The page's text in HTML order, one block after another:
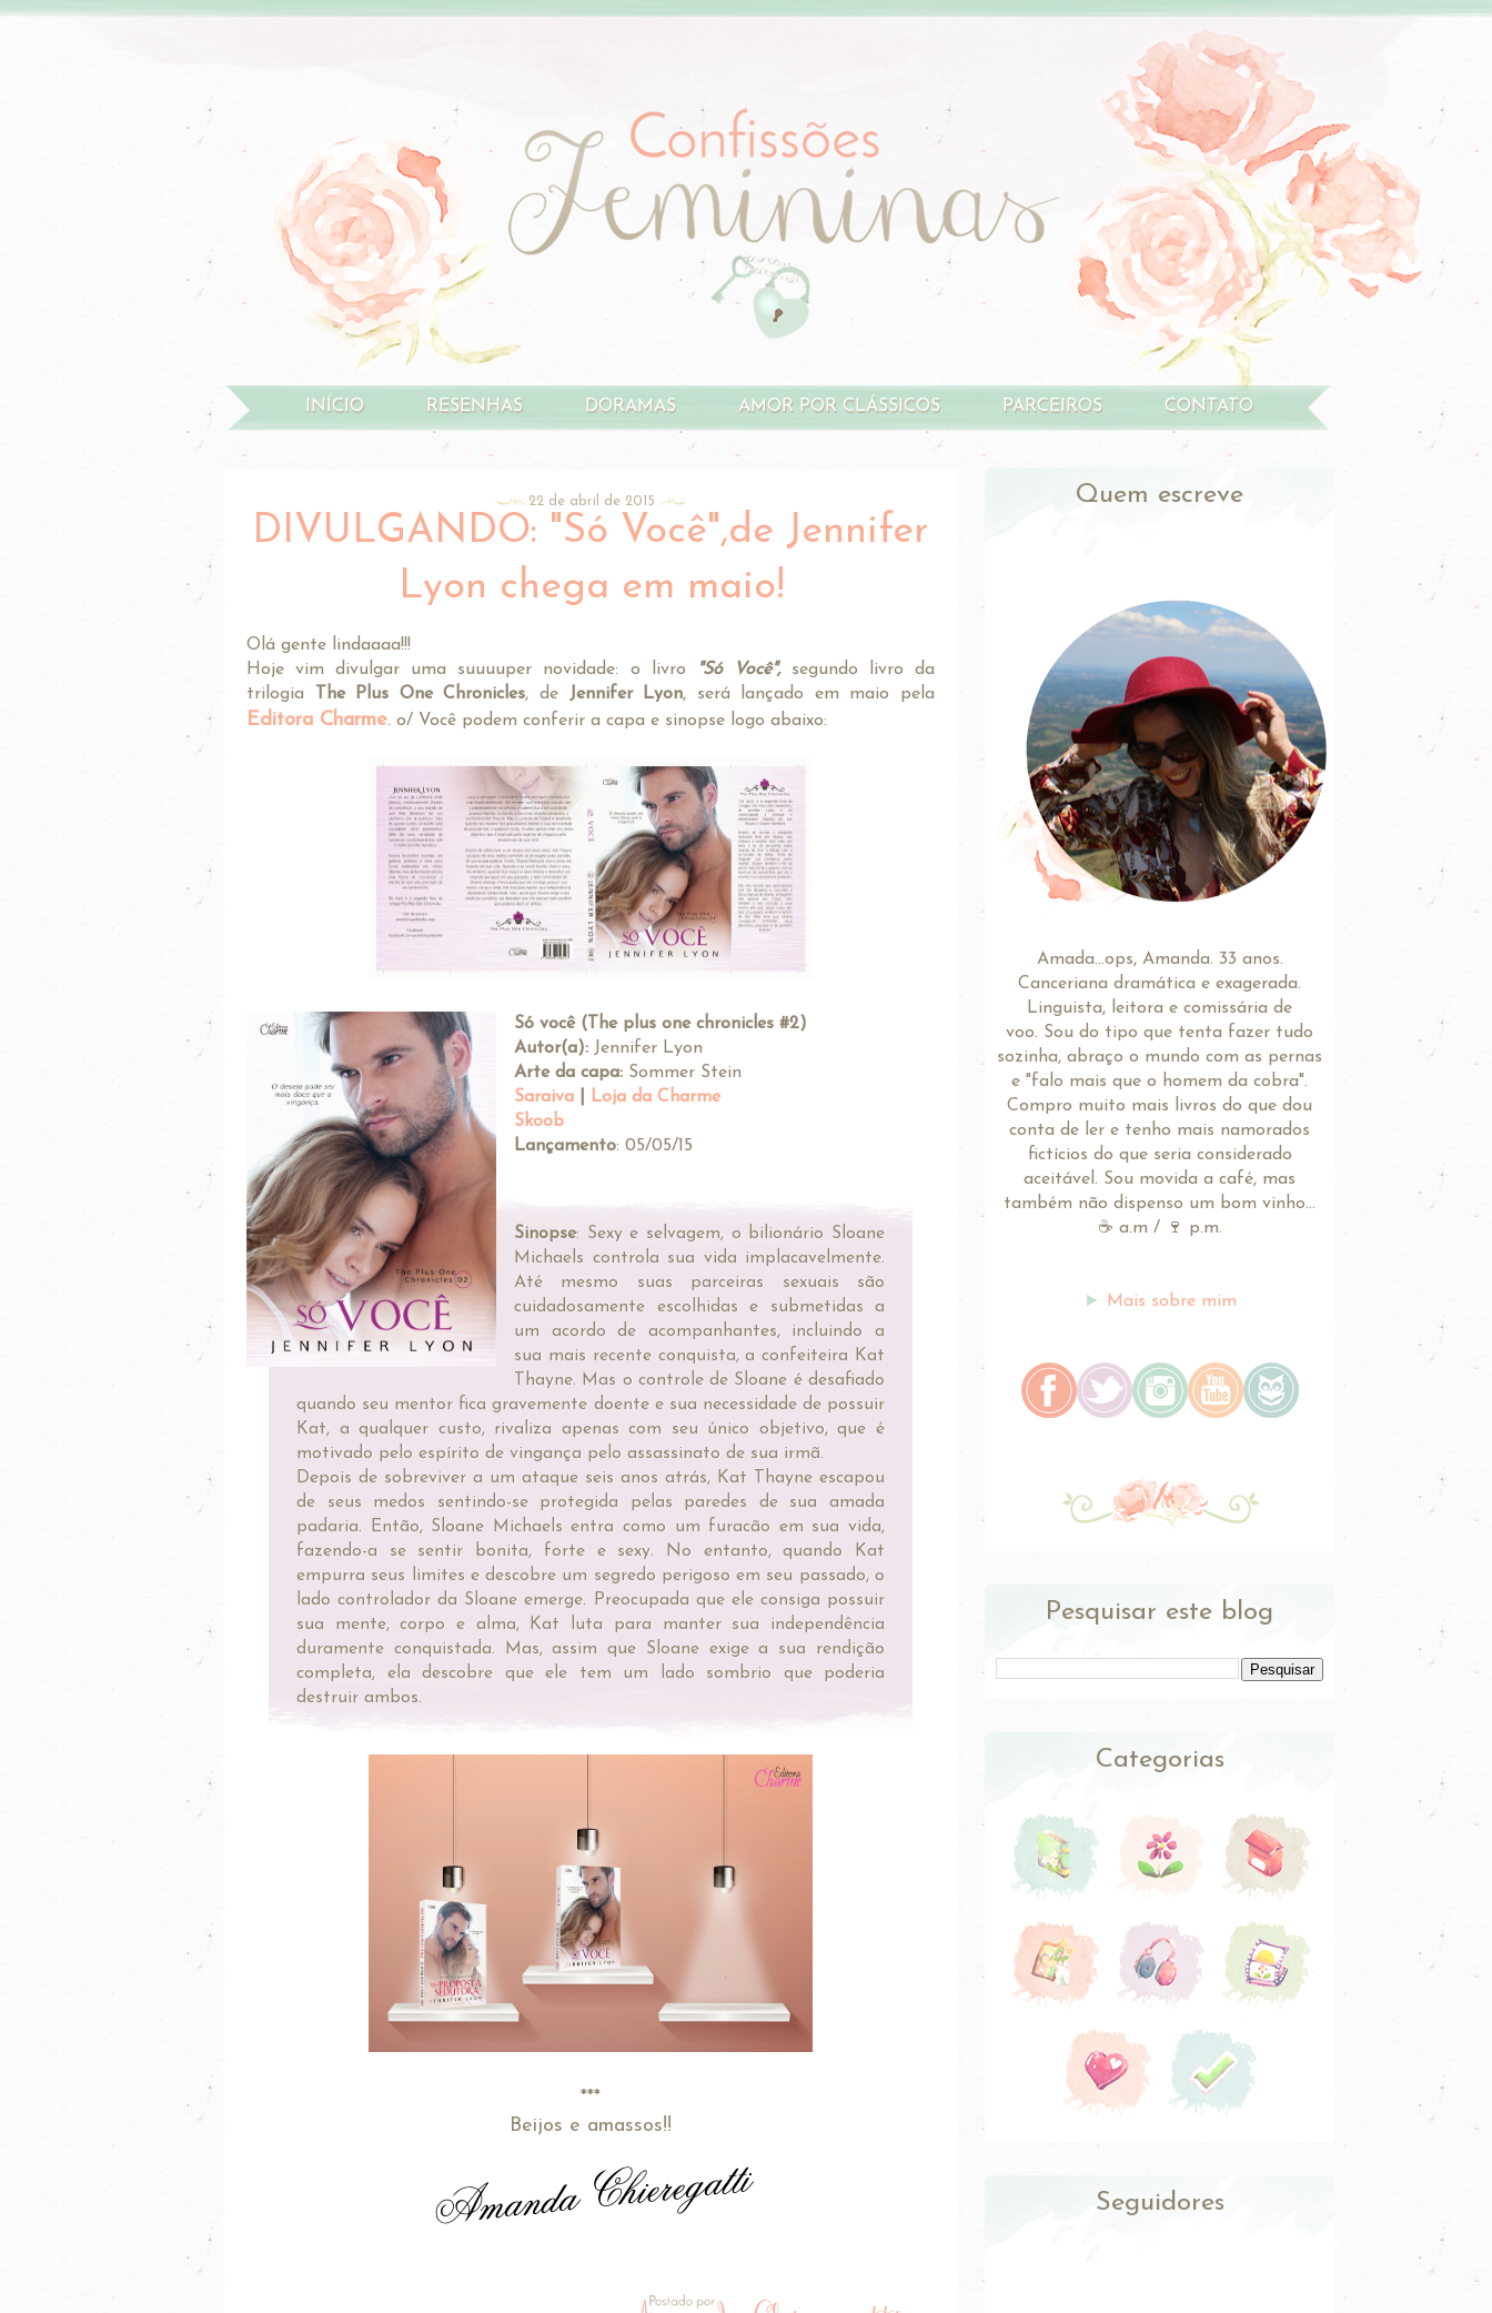
INÍCIO RESENHAS DORAMAS AMOR POR CLÁSSICOS PARCEIROS CONTATO
22 de abril de 2015
DIVULGANDO: "Só Você",de Jennifer
Lyon chega em maio!
Olá gente lindaaaa!!!
Hoje vim divulgar uma suuuuper novidade: o livro
"Só Você",segundo livro da
trilogia The Plus One Chronicles, deJennifer Lyon, será lançado em maio pela
Editora Charme. o/ Você podem conferir a capa e sinopse logo abaixo:
Só você (The plus one chronicles #2)
Autor(a): Jennifer Lyon
Arte da capa: Sommer Stein
Saraiva
Loja da Charme
Skoob
Lançamento: 05/05/15
Sinopse: Sexy e selvagem, o bilionário Sloane
Michaels controla sua vida implacavelmente.
Até mesmo suas parceiras sexuais são
cuidadosamente escolhidas e submetidas a
um acordo de acompanhantes, incluindo a
sua mais recente conquista, a confeiteira Kat
Thayne. Mas o controle de Sloane é desafiado
quando seu mentor fica gravemente doente e sua necessidade de possuir
Kat, a qualquer custo, rivaliza apenas com seu único objetivo, que é
motivado pelo espírito de vingança pelo assassinato de sua irmã.
Depois de sobreviver a um ataque seis anos atrás, Kat Thayne escapou
de seus medos sentindo-se protegida pelas paredes de sua amada
padaria. Então, Sloane Michaels entra como um furacão em sua vida,
fazendo-a se sentir bonita, forte e sexy. No entanto, quando Kat
empurra seus limites e descobre um segredo perigoso em seu passado, o
lado controlador da Sloane emerge. Preocupada que ele consiga possuir
sua mente, corpo e alma, Kat luta para manter sua independência
duramente conquistada. Mas, assim que Sloane exige a sua rendição
completa, ela descobre que ele tem um lado sombrio que poderia
destruir ambos.
***
Beijos e amassos!!
Quem escreve
Amada...ops, Amanda. 33 anos.
Canceriana dramática e exagerada.
Linguista, leitora e comissária de
voo. Sou do tipo que tenta fazer tudo
sozinha, abraço o mundo com as pernas
e "falo mais que o homem da cobra".
Compro muito mais livros do que dou
conta de ler e tenho mais namorados
fictícios do que seria considerado
aceitável. Sou movida a café, mas
também não dispenso um bom vinho...
☕ a.m / 🍷 p.m.
► Mais sobre mim
Pesquisar este blog
Categorias
Seguidores